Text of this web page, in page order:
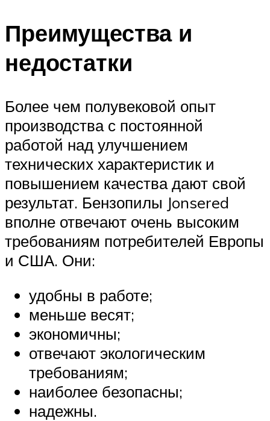
Преимущества и
недостатки
Более чем полувековой опыт
производства с постоянной
работой над улучшением
технических характеристик и
повышением качества дают свой
результат. Бензопилы Jonsered
вполне отвечают очень высоким
требованиям потребителей Европы
и США. Они:
удобны в работе;
меньше весят;
экономичны;
отвечают экологическим
требованиям;
наиболее безопасны;
надежны.